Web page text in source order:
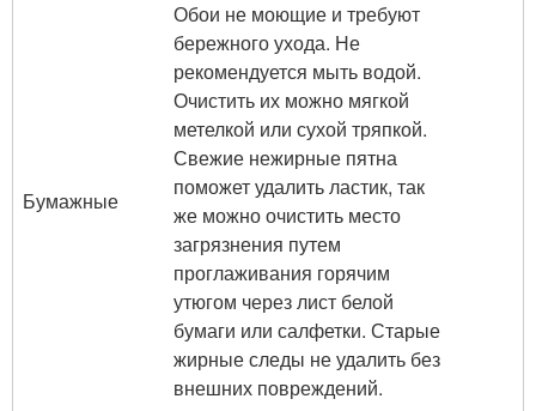
Бумажные
Обои не моющие и требуют
бережного ухода. Не
рекомендуется мыть водой.
Очистить их можно мягкой
метелкой или сухой тряпкой.
Свежие нежирные пятна
поможет удалить ластик, так
же можно очистить место
загрязнения путем
проглаживания горячим
утюгом через лист белой
бумаги или салфетки. Старые
жирные следы не удалить без
внешних повреждений.